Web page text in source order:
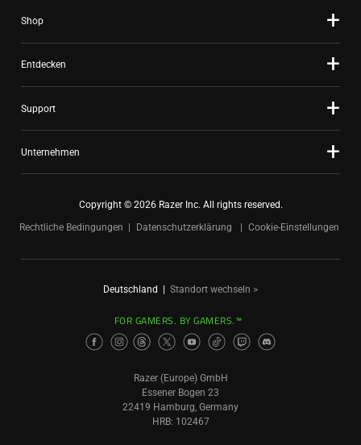
Shop
Entdecken
Support
Unternehmen
Copyright © 2026 Razer Inc. All rights reserved.
Rechtliche Bedingungen
Datenschutzerklärung Cookie-Einstellungen
Deutschland Standort wechseln >
FOR GAMERS. BY GAMERS.™
Razer (Europe) GmbH
Essener Bogen 23
22419 Hamburg, Germany
HRB: 102467